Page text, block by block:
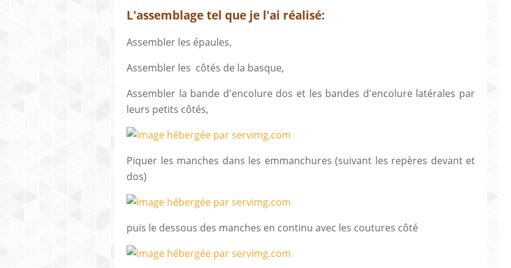
L'assemblage tel que je l'ai réalisé:
Assembler les épaules,
Assembler les côtés de la basque,
Assembler la bande d'encolure dos et les bandes d'encolure latérales par
leurs petits côtés,
Piquer les manches dans les emmanchures (suivant les repères devant et
dos)
puis le dessous des manches en continu avec les coutures côté